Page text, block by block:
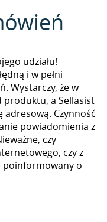
udziału!
i w pełni
Wystarczy, że w
produktu, a Sellasist
Czynność
powiadomienia z
czy
czy z
poinformowany o